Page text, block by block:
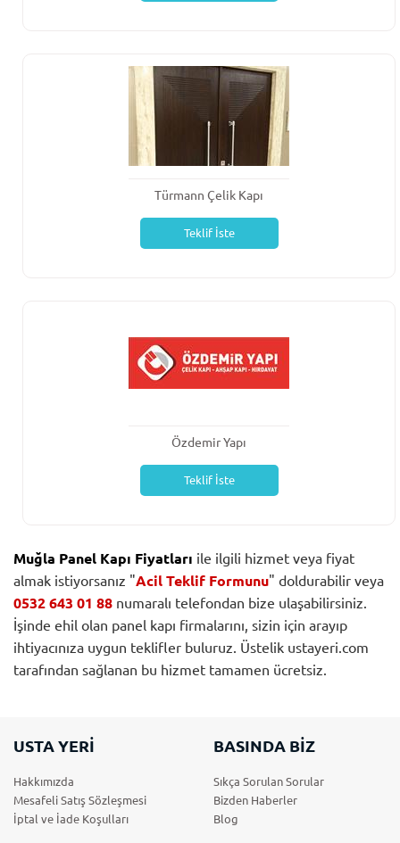
Türmann Çelik Kapı
Teklif İste
Özdemir Yapı
Teklif İste
Muğla Panel Kapı Fiyatları ile ilgili hizmet veya fiyat
almak istiyorsanız "Acil Teklif Formunu" doldurabilir veya
0532 643 01 88 numaralı telefondan bize ulaşabilirsiniz.
İşinde ehil olan panel kapı firmalarını, sizin için arayıp
ihtiyacınıza uygun teklifler buluruz. Üstelik ustayeri.com
tarafından sağlanan bu hizmet tamamen ücretsiz.
USTA YERİ
Hakkımızda
Mesafeli Satış Sözleşmesi
İptal ve İade Koşulları
BASINDA BİZ
Sıkça Sorulan Sorular
Bizden Haberler
Blog